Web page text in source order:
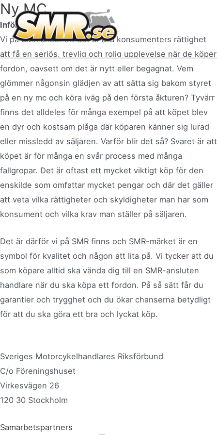
Hoppa
till
innehåll
Ny MC
Inför köpet – nytt fordon.
Vi på SMR anser att det är alla konsumenters rättighet
att få en seriös, trevlig och rolig upplevelse när de köper
fordon, oavsett om det är nytt eller begagnat. Vem
glömmer någonsin glädjen av att sätta sig bakom styret
på en ny mc och köra iväg på den första åkturen? Tyvärr
finns det alldeles för många exempel på att köpet blev
en dyr och kostsam plåga där köparen känner sig lurad
eller missledd av säljaren. Varför blir det så? Svaret är att
köpet är för många en svår process med många
fallgropar. Det är oftast ett mycket viktigt köp för den
enskilde som omfattar mycket pengar och där det gäller
att veta vilka rättigheter och skyldigheter man har som
konsument och vilka krav man ställer på säljaren.
Det är därför vi på SMR finns och SMR-märket är en
symbol för kvalitet och någon att lita på. Vi tycker att du
som köpare alltid ska vända dig till en SMR-ansluten
handlare när du ska köpa ett fordon. På så sätt får du
garantier och trygghet och du ökar chanserna betydligt
för att du ska göra ett bra och lyckat köp.
Sveriges Motorcykelhandlares Riksförbund
C/o Föreningshuset
Virkesvägen 26
120 30 Stockholm
Samarbetspartners